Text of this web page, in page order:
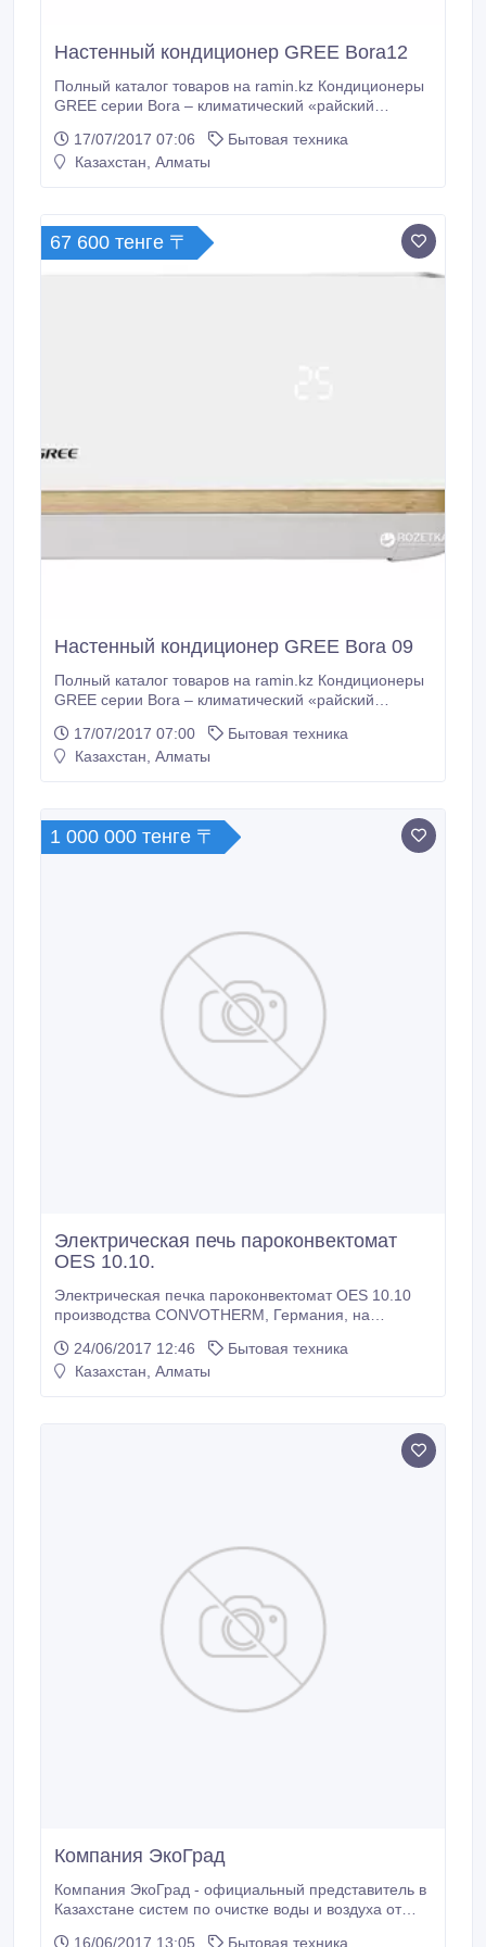
Настенный кондиционер GREE Bora12
Полный каталог товаров на ramin.kz Кондиционеры
GREE серии Bora – климатический «райский
Рекомендуемая площадь, м2 32/34 Габариты внутр.
блока, мм 773*250*185 Мощность охлаждения, КВт
17/07/2017 07:06
Бытовая техника
Казахстан, Алматы
67 600 тенге 〒
Настенный кондиционер GREE Bora 09
Полный каталог товаров на ramin.kz Кондиционеры
GREE серии Bora – климатический «райский
Рекомендуемая площадь, м2 25/26 Габариты внутр.
блока, мм 698*250*185 Мощность охлаждения, КВт
17/07/2017 07:00
Бытовая техника
Казахстан, Алматы
1 000 000 тенге 〒
Электрическая печь пароконвектомат
OES 10.10.
Электрическая печка пароконвектомат OES 10.10
производства CONVOTHERM, Германия, на
Пароконвектомат Convotherm OES 10.10 сделан в
самом востребованном форм-факторе. Все дело в
24/06/2017 12:46
Бытовая техника
Казахстан, Алматы
Компания ЭкоГрад
Компания ЭкоГрад - официальный представитель в
Казахстане систем по очистке воды и воздуха от
16/06/2017 13:05
Бытовая техника